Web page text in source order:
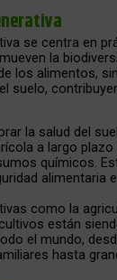
se centra en
la
los alimentos,
suelo,
la salud del
a largo plazo
químicos.
alimentaria
como la
están
el mundo,
hasta